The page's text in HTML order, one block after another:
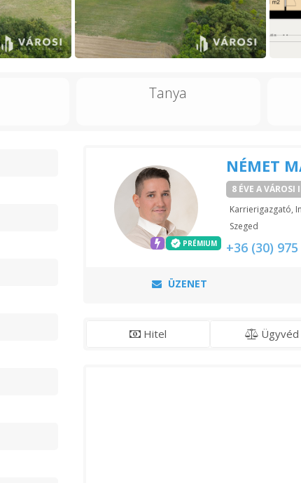
Tanya
PRÉMIUM
NÉMET
8 ÉVE A
Karrierigazgató,
Szeged
+36 (30)
ÜZENET
Hitel Ügyvéd